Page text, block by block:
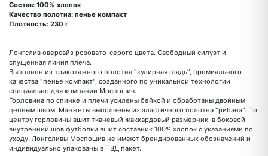
Состав: 100% хлопок
Качество полотна: пенье компакт
Плотность: 230 г
Лонгслив оверсайз розовато-серого цвета. Свободный силуэт и
спущенная линия плеча.
Выполнен из трикотажного полотна "кулирная гладь", премиального
качества "пенье компакт", созданного по уникальной технологии
специально для компании Моспошив.
Горловина по спинке и плечи усилены бейкой и обработаны двойным
цепным швом. Манжеты выполнены из эластичного полотна "рибана". По
центру горловины вшит тканевый жаккардовый размерник, в боковой
внутренний шов футболки вшит составник 100% хлопок с указаниями по
уходу. Лонгсливы Моспошив не имеют брендированных обозначений и
индивидуально упакованы в ПВД пакет.